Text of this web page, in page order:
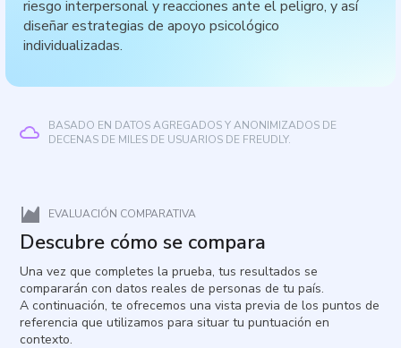
riesgo interpersonal y reacciones ante el peligro, y así
diseñar estrategias de apoyo psicológico
individualizadas.
BASADO EN DATOS AGREGADOS Y ANONIMIZADOS DE
DECENAS DE MILES DE USUARIOS DE FREUDLY.
EVALUACIÓN COMPARATIVA
Descubre cómo se compara
Una vez que completes la prueba, tus resultados se
compararán con datos reales de personas de tu país.
A continuación, te ofrecemos una vista previa de los puntos de
referencia que utilizamos para situar tu puntuación en
contexto.